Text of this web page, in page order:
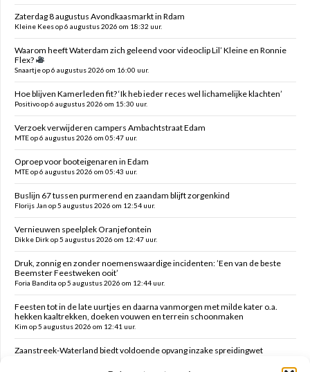
Zaterdag 8 augustus Avondkaasmarkt in Rdam
Kleine Kees op 6 augustus 2026 om 18:32 uur.
Waarom heeft Waterdam zich geleend voor videoclip Lil’ Kleine en Ronnie
Flex?
Snaartje op 6 augustus 2026 om 16:00 uur.
Hoe blijven Kamerleden fit? ‘Ik heb ieder reces wel lichamelijke klachten’
Positivo op 6 augustus 2026 om 15:30 uur.
Verzoek verwijderen campers Ambachtstraat Edam
MTE op 6 augustus 2026 om 05:47 uur.
Oproep voor booteigenaren in Edam
MTE op 6 augustus 2026 om 05:43 uur.
Buslijn 67 tussen purmerend en zaandam blijft zorgenkind
Florijs Jan op 5 augustus 2026 om 12:54 uur.
Vernieuwen speelplek Oranjefontein
Dikke Dirk op 5 augustus 2026 om 12:47 uur.
Druk, zonnig en zonder noemenswaardige incidenten: ’Een van de beste
Beemster Feestweken ooit’
Foria Bandita op 5 augustus 2026 om 12:44 uur.
Feesten tot in de late uurtjes en daarna vanmorgen met milde kater o.a.
hekken kaaltrekken, doeken vouwen en terrein schoonmaken
Kim op 5 augustus 2026 om 12:41 uur.
Zaanstreek-Waterland biedt voldoende opvang inzake spreidingwet